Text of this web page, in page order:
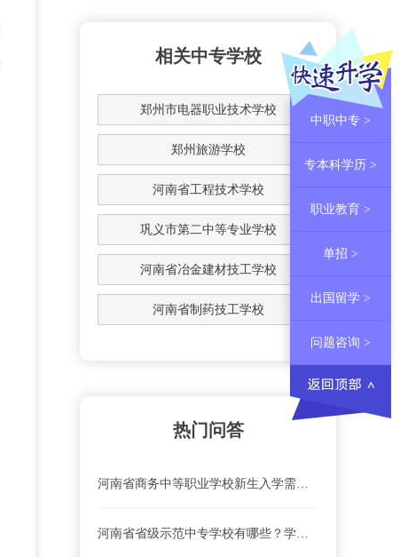
相关中专学校
郑州市电器职业技术学校
郑州旅游学校
河南省工程技术学校
巩义市第二中等专业学校
河南省冶金建材技工学校
河南省制药技工学校
热门问答
河南省商务中等职业学校新生入学需要注意哪些？
河南省省级示范中专学校有哪些？学校排名
中职中专 >
专本科学历 >
职业教育 >
单招 >
出国留学 >
问题咨询 >